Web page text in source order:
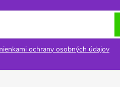
ochrany osobných údajov